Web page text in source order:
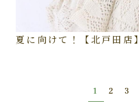
夏に向けて！【北戸田店】
1 2 3